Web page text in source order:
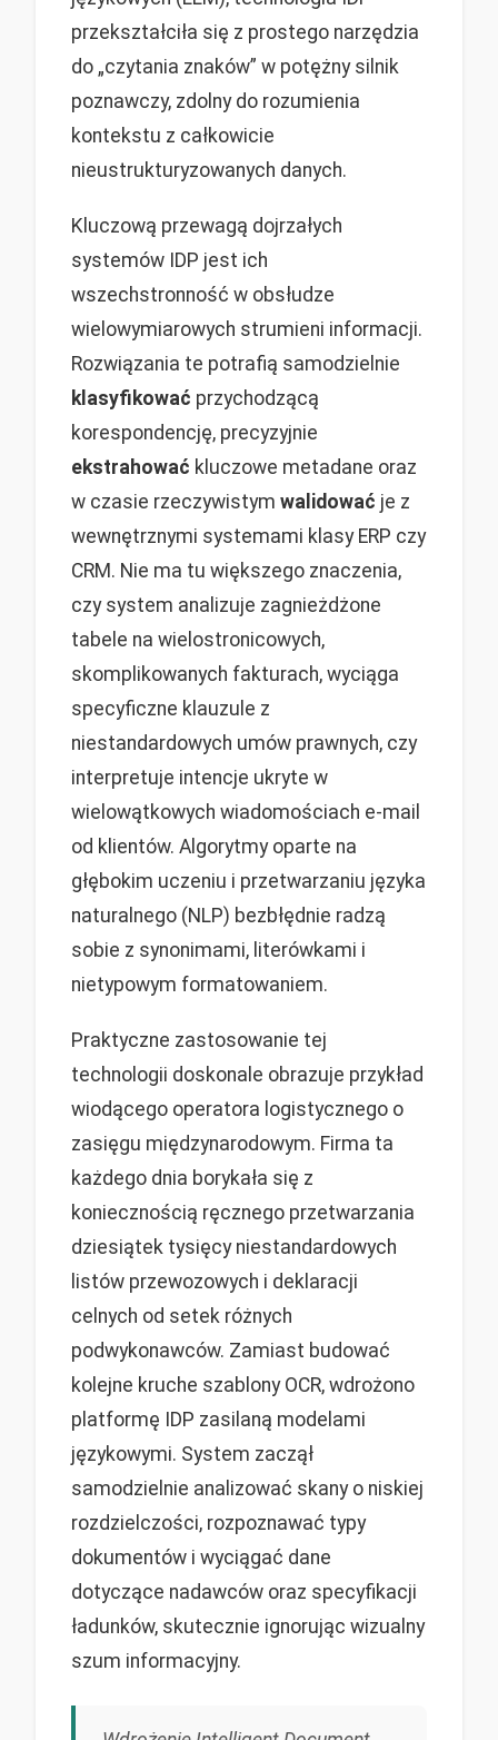
przekształciła się z prostego narzędzia
do „czytania znaków” w potężny silnik
poznawczy, zdolny do rozumienia
kontekstu z całkowicie
nieustrukturyzowanych danych.
Kluczową przewagą dojrzałych
systemów IDP jest ich
wszechstronność w obsłudze
wielowymiarowych strumieni informacji.
Rozwiązania te potrafią samodzielnie
klasyfikować przychodzącą
korespondencję, precyzyjnie
ekstrahować kluczowe metadane oraz
w czasie rzeczywistym walidować je z
wewnętrznymi systemami klasy ERP czy
CRM. Nie ma tu większego znaczenia,
czy system analizuje zagnieżdżone
tabele na wielostronicowych,
skomplikowanych fakturach, wyciąga
specyficzne klauzule z
niestandardowych umów prawnych, czy
interpretuje intencje ukryte w
wielowątkowych wiadomościach e-mail
od klientów. Algorytmy oparte na
głębokim uczeniu i przetwarzaniu języka
naturalnego (NLP) bezbłędnie radzą
sobie z synonimami, literówkami i
nietypowym formatowaniem.
Praktyczne zastosowanie tej
technologii doskonale obrazuje przykład
wiodącego operatora logistycznego o
zasięgu międzynarodowym. Firma ta
każdego dnia borykała się z
koniecznością ręcznego przetwarzania
dziesiątek tysięcy niestandardowych
listów przewozowych i deklaracji
celnych od setek różnych
podwykonawców. Zamiast budować
kolejne kruche szablony OCR, wdrożono
platformę IDP zasilaną modelami
językowymi. System zaczął
samodzielnie analizować skany o niskiej
rozdzielczości, rozpoznawać typy
dokumentów i wyciągać dane
dotyczące nadawców oraz specyfikacji
ładunków, skutecznie ignorując wizualny
szum informacyjny.